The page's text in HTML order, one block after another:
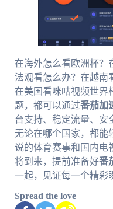
在海外怎么看欧洲杯？
法观看怎么办？在越南
在美国看咪咕视频世界
题，都可以通过番茄加
台支持、稳定流量、安
无论在哪个国家，都能
说的体育赛事和国内电
将到来，提前准备好番
一起，见证每一个精彩
Spread the love